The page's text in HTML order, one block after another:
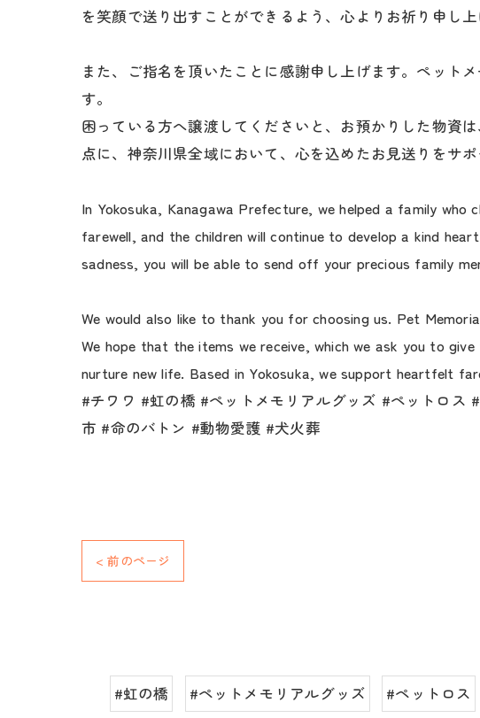
を笑顔で送り出すことができるよう、心よりお祈り申し
また、ご指名を頂いたことに感謝申し上げます。ペット
す。
困っている方へ譲渡してくださいと、お預かりした物資
点に、神奈川県全域において、心を込めたお見送りをサポ
In Yokosuka, Kanagawa Prefecture, we helped a family
farewell, and the children will continue to develop a kind
sadness, you will be able to send off your precious family
We would also like to thank you for choosing us. Pet
We hope that the items we receive, which we ask you to
nurture new life. Based in Yokosuka, we support heartfelt
#チワワ #虹の橋 #ペットメモリアルグッズ #ペットロス
市 #命のバトン #動物愛護 #犬火葬
< 前のページ
#虹の橋 #ペットメモリアルグッズ #ペットロス